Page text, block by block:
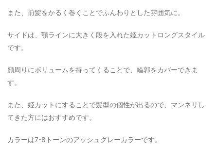
また、前髪をかるく巻くことでふんわりとした雰囲気に。
サイドは、顎ラインに大きく段を入れた姫カットロングスタイル
です。
顔周りにボリュームを持ってくることで、輪郭をカバーできま
す。
また、姫カットにすることで髪型の個性が出るので、マンネリし
てきた方にはおすすめです。
カラーは7-8トーンのアッシュグレーカラーです。